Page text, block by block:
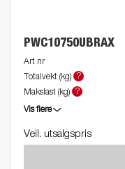
PWC10750UBRAX
Art nr
Totalvekt (kg)
?
Makslast (kg)
?
Vis flere
Veil. utsalgspris